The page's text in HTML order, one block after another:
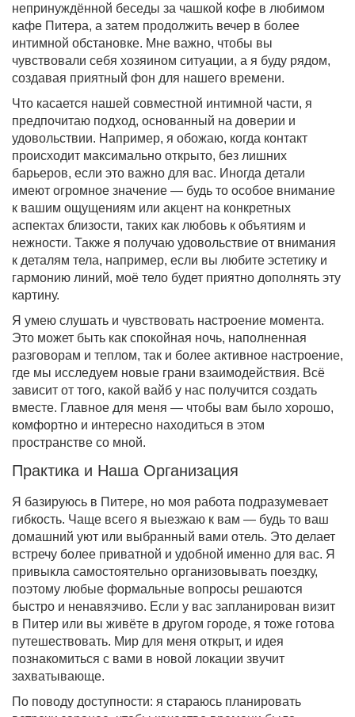
непринуждённой беседы за чашкой кофе в любимом
кафе Питера, а затем продолжить вечер в более
интимной обстановке. Мне важно, чтобы вы
чувствовали себя хозяином ситуации, а я буду рядом,
создавая приятный фон для нашего времени.
Что касается нашей совместной интимной части, я
предпочитаю подход, основанный на доверии и
удовольствии. Например, я обожаю, когда контакт
происходит максимально открыто, без лишних
барьеров, если это важно для вас. Иногда детали
имеют огромное значение — будь то особое внимание
к вашим ощущениям или акцент на конкретных
аспектах близости, таких как любовь к объятиям и
нежности. Также я получаю удовольствие от внимания
к деталям тела, например, если вы любите эстетику и
гармонию линий, моё тело будет приятно дополнять эту
картину.
Я умею слушать и чувствовать настроение момента.
Это может быть как спокойная ночь, наполненная
разговорам и теплом, так и более активное настроение,
где мы исследуем новые грани взаимодействия. Всё
зависит от того, какой вайб у нас получится создать
вместе. Главное для меня — чтобы вам было хорошо,
комфортно и интересно находиться в этом
пространстве со мной.
Практика и Наша Организация
Я базируюсь в Питере, но моя работа подразумевает
гибкость. Чаще всего я выезжаю к вам — будь то ваш
домашний уют или выбранный вами отель. Это делает
встречу более приватной и удобной именно для вас. Я
привыкла самостоятельно организовывать поездку,
поэтому любые формальные вопросы решаются
быстро и ненавязчиво. Если у вас запланирован визит
в Питер или вы живёте в другом городе, я тоже готова
путешествовать. Мир для меня открыт, и идея
познакомиться с вами в новой локации звучит
захватывающе.
По поводу доступности: я стараюсь планировать